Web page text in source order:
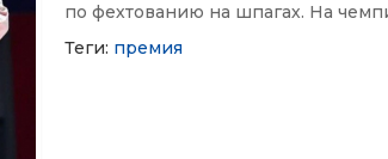
по фехтованию на шпагах. На
Теги: премия